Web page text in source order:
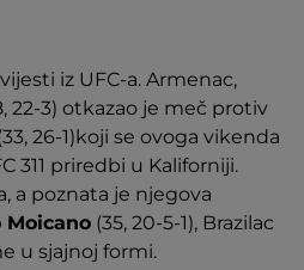
iz UFC-a. Armenac,
22-3) otkazao je meč protiv
26-1)koji se ovoga vikenda
311 priredbi u Kaliforniji.
a poznata je njegova
Moicano (35, 20-5-1), Brazilac
u sjajnoj formi.